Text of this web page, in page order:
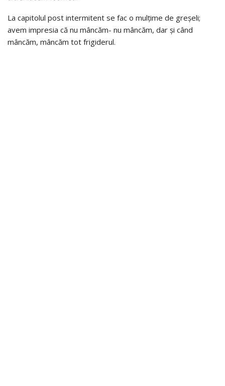
La capitolul post intermitent se fac o mulțime de greșeli;
avem impresia că nu mâncăm- nu mâncăm, dar și când
mâncăm, mâncăm tot frigiderul.